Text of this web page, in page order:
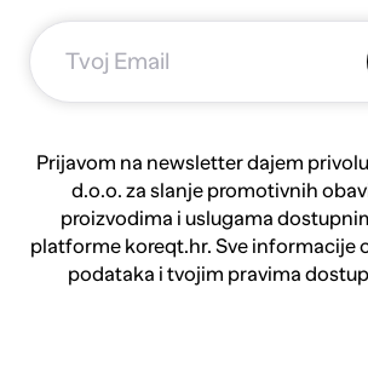
Prijavom na newsletter dajem
d.o.o. za slanje promotivnih
proizvodima i uslugama
platforme koreqt.hr. Sve informacije
podataka i tvojim pravima